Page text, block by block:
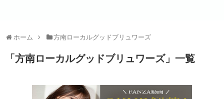
ホーム 方南ローカルグッドブリュワーズ
「 方南ローカルグッドブリュワーズ」 一覧